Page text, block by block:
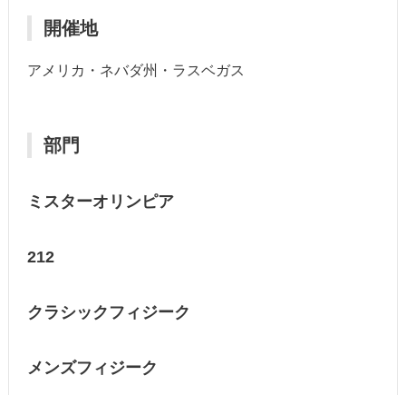
開催地
アメリカ・ネバダ州・ラスベガス
部門
ミスターオリンピア
212
クラシックフィジーク
メンズフィジーク